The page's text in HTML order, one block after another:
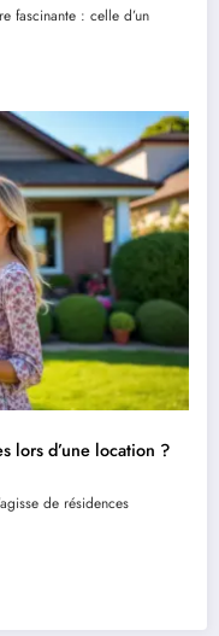
fascinante : celle d’un
lors d’une location ?
de résidences